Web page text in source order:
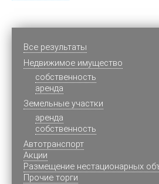
Все результаты
Недвижимое имущество
cобственность
аренда
Земельные участки
аренда
собственность
Автотранспорт
Акции
Размещение нестационарных
Прочие торги